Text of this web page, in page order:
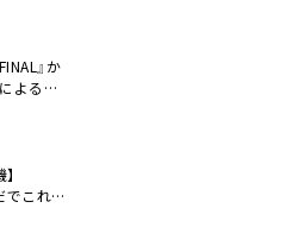
』か
よるユ
ビュー
でこれが